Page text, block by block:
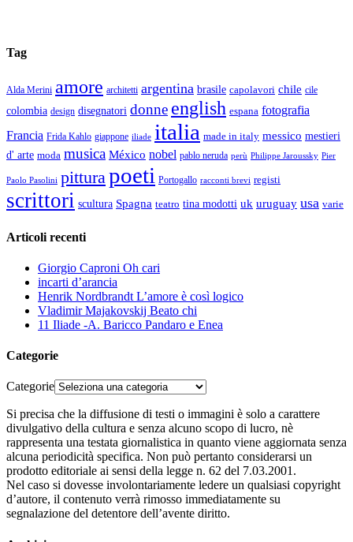
Tag
Alda Merini amore architetti argentina brasile capolavori chile cile
colombia design disegnatori donne english espana fotografia
Francia Frida Kahlo giappone iliade italia made in italy messico mestieri
d' arte moda musica México nobel pablo neruda perù Philippe Jaroussky Pier
Paolo Pasolini pitturapoeti Portogallo racconti brevi registi
scrittori scultura Spagna teatro tina modotti uk uruguay usa varie
Articoli recenti
Giorgio Caproni Oh cari
incarti d’arancia
Henrik Nordbrandt L’amore è così logico
Vladimir Majakovskij Beato chi
11 Iliade -A. Baricco Pandaro e Enea
Categorie
Categorie
Si precisa che la diffusione di testi o immagini è solo a carattere
divulgativo della cultura e senza alcuno scopo di lucro, nè
rappresenta una testata giornalistica in quanto viene aggiornata senza
alcuna periodicità specifica. Non può pertanto considerarsi un
prodotto editoriale ai sensi della legge n. 62 del 7.03.2001.
Nel caso si dovesse involontariamente ledere un qualsiasi copyright
d’autore, il contenuto verrà rimosso immediatamente su
segnalazione del detentore dell’avente diritto.